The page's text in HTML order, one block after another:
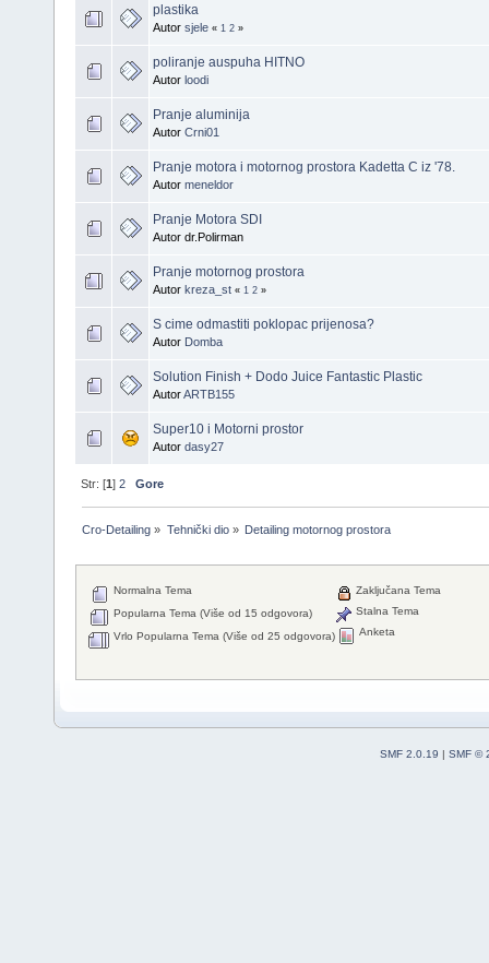
plastika
Autor sjele « 1 2 »
poliranje auspuha HITNO
Autor loodi
Pranje aluminija
Autor Crni01
Pranje motora i motornog prostora Kadetta C iz '78.
Autor meneldor
Pranje Motora SDI
Autor dr.Polirman
Pranje motornog prostora
Autor kreza_st « 1 2 »
S cime odmastiti poklopac prijenosa?
Autor Domba
Solution Finish + Dodo Juice Fantastic Plastic
AutorARTB155
Super10 i Motorni prostor
Autor dasy27
Str: [1]2 Gore
Cro-Detailing » Tehnički dio» Detailing motornog prostora
Normalna Tema
Popularna Tema (Više od 15 odgovora)
Vrlo Popularna Tema (Više od 25 odgovora)
Zaključana Tema
Stalna Tema
Anketa
SMF 2.0.19 | SMF ©